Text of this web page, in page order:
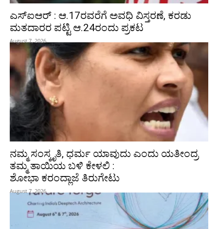
ಎಸ್‌ಐಆರ್‌ : ಆ.17ರವರೆಗೆ ಅವಧಿ ವಿಸ್ತರಣೆ, ಕರಡು
ಮತದಾರರ ಪಟ್ಟಿ ಆ.24ರಂದು ಪ್ರಕಟ
August 7, 2026
ನಮ್ಮ ಸಂಸ್ಕೃತಿ, ಧರ್ಮ ಯಾವುದು ಎಂದು ಯತೀಂದ್ರ
ತಮ್ಮ ತಾಯಿಯ ಬಳಿ ಕೇಳಲಿ :
ಶೋಭಾ ಕರಂದ್ಲಾಜೆ ತಿರುಗೇಟು
August 7, 2026